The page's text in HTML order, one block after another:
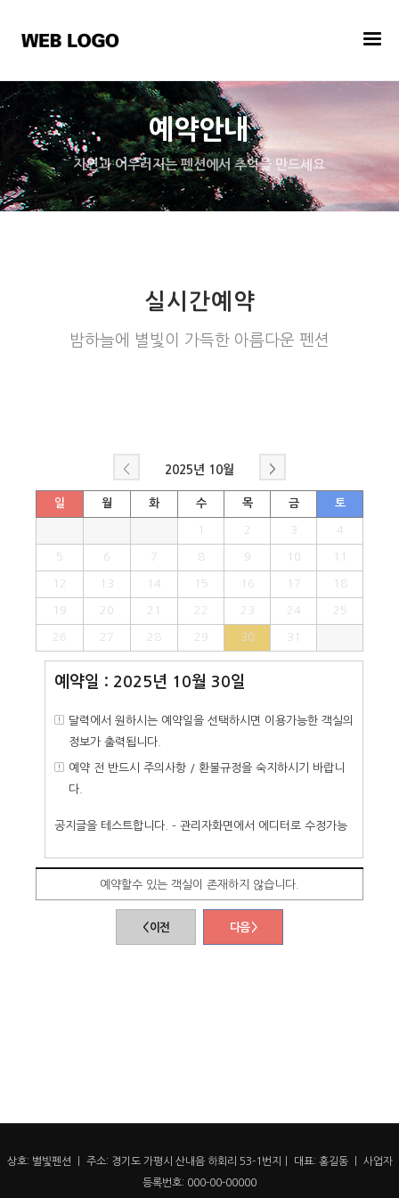
예약안내
자연과 어우러지는 펜션에서 추억을 만드세요
실시간예약
밤하늘에 별빛이 가득한 아름다운 펜션
< 2025년 10월 >
일 월 화 수 목 금 토
1 2 3 4
5 6 7 8 9 10 11
12 13 14 15 16 17 18
19 20 21 22 23 24 25
26 27 28 29 30 31
예약일 : 2025년 10월 30일
달력에서 원하시는 예약일을 선택하시면 이용가능한 객실의
정보가 출력됩니다.
예약 전 반드시 주의사항 / 환불규정을 숙지하시기 바랍니
다.
공지글을 테스트합니다. - 관리자화면에서 에디터로 수정가능
예약할수 있는 객실이 존재하지 않습니다.
< 이전 다음 >
상호: 별빛펜션 ㅣ 주소: 경기도 가평시 산내음 하회리 53-1번지ㅣ 대표: 홍길동 ㅣ 사업자
등록번호: 000-00-00000